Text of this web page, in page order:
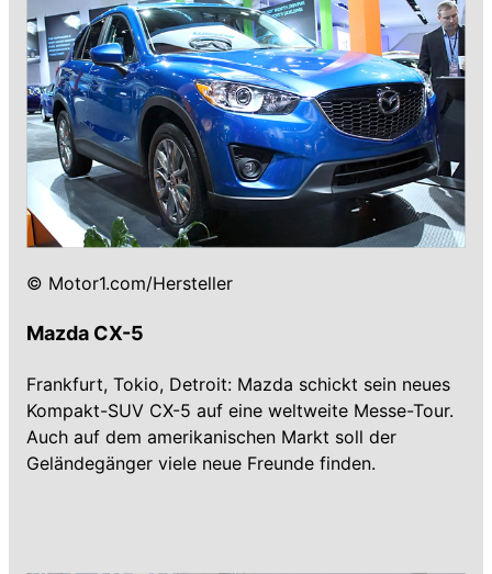
© Motor1.com/Hersteller
Mazda CX-5
Frankfurt, Tokio, Detroit: Mazda schickt sein neues
Kompakt-SUV CX-5 auf eine weltweite Messe-Tour.
Auch auf dem amerikanischen Markt soll der
Geländegänger viele neue Freunde finden.